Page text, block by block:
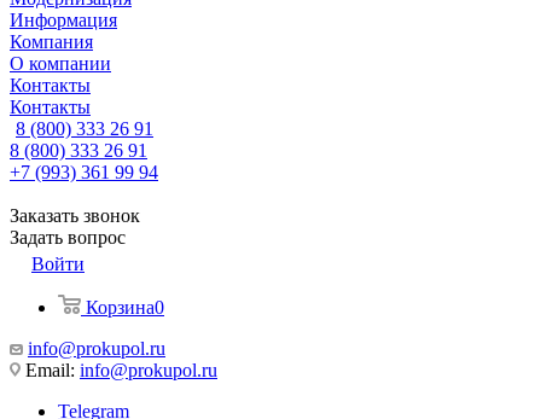
Информация
Компания
О компании
Контакты
Контакты
8 (800) 333 26 91
8 (800) 333 26 91
+7 (993) 361 99 94
Заказать звонок
Задать вопрос
Войти
Корзина0
info@prokupol.ru
Email: info@prokupol.ru
Telegram